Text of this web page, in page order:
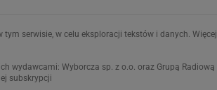
serwisie, w celu eksploracji tekstów i danych.
wydawcami: Wyborcza sp. z o.o. oraz Grupą Radiową
subskrypcji